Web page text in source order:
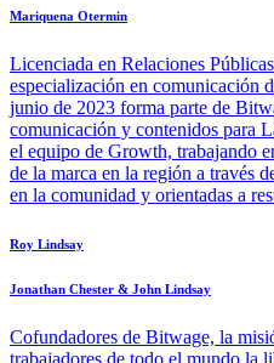
Mariquena Otermin
Licenciada en Relaciones
especialización en comunicación
junio de 2023 forma parte de
comunicación y contenidos para
el equipo de Growth, trabajando
de la marca en la región a través
en la comunidad y orientadas a
Roy Lindsay
Jonathan Chester & John Lindsay
Cofundadores de Bitwage, la
trabajadores de todo el mundo la